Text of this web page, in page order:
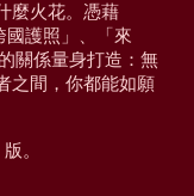
麼火花。憑藉
國護照」、「來
關係量身打造：無
之間，你都能如願
。